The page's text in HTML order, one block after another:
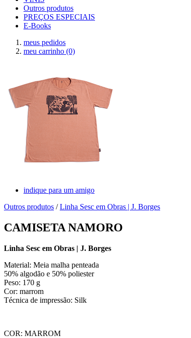
Outros produtos
PREÇOS ESPECIAIS
E-Books
meus pedidos
meu carrinho (0)
indique para um amigo
Outros produtos /Linha Sesc em Obras | J. Borges
CAMISETA NAMORO
Linha Sesc em Obras | J. Borges
Material: Meia malha penteada
50% algodão e 50% poliester
Peso: 170 g
Cor: marrom
Técnica de impressão: Silk
COR: MARROM